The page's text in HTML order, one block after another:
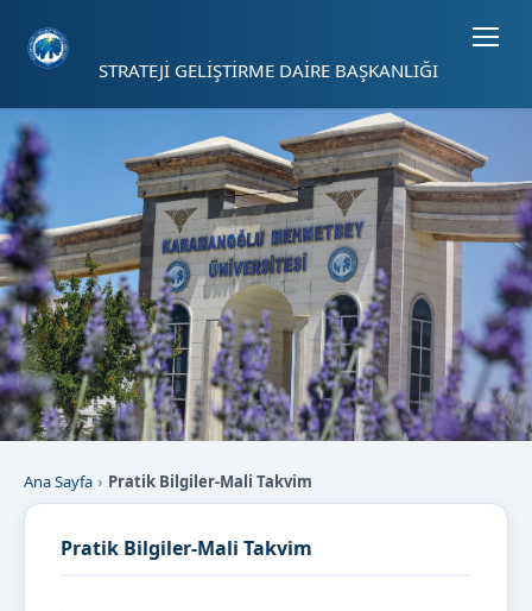
STRATEJİ GELİŞTİRME DAİRE BAŞKANLIĞI
Ana Sayfa Pratik Bilgiler-Mali Takvim
Pratik Bilgiler-Mali Takvim